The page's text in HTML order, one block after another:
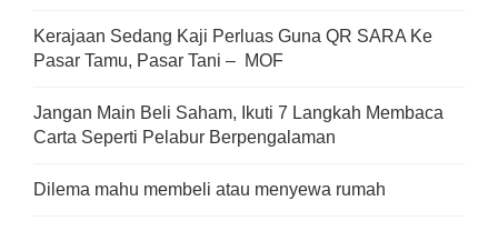
Kerajaan Sedang Kaji Perluas Guna QR SARA Ke
Pasar Tamu, Pasar Tani – MOF
Jangan Main Beli Saham, Ikuti 7 Langkah Membaca
Carta Seperti Pelabur Berpengalaman
Dilema mahu membeli atau menyewa rumah